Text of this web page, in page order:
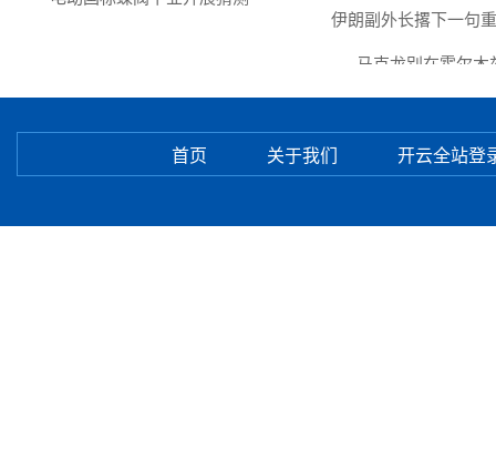
伊朗副外长撂下一句重
马克龙别在霍尔木
首页 关于我们 开云全站登